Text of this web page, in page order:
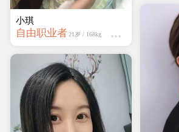
小琪
自由职业者 21岁 / 168kg